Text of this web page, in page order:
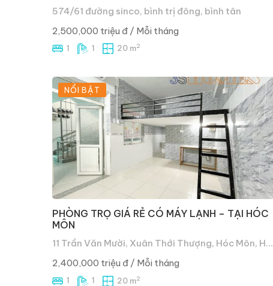
574/61 đường sinco, bình trị đông, bình tân
2,500,000 triệu đ / Mỗi tháng
1 1 20 m2
NỔI BẬT
PHÒNG TRỌ GIÁ RẺ CÓ MÁY LẠNH – TẠI HÓC
MÔN
11 Trần Văn Mười, Xuân Thới Thượng, Hóc Môn, Hồ Chí Minh, Việt Nam
2,400,000 triệu đ / Mỗi tháng
1 1 20 m2